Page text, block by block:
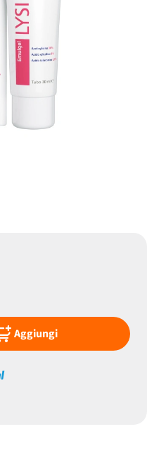
Aggiungi